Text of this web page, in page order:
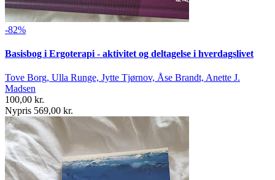
-82%
Basisbog i Ergoterapi - aktivitet og deltagelse i hverdagslivet
Tove Borg, Ulla Runge, Jytte Tjørnov, Åse Brandt, Anette J.
Madsen
100,00 kr.
Nypris 569,00 kr.